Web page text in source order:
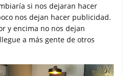
si nos dejaran hacer
nos dejan hacer publicidad.
y encima no nos dejan
a más gente de otros